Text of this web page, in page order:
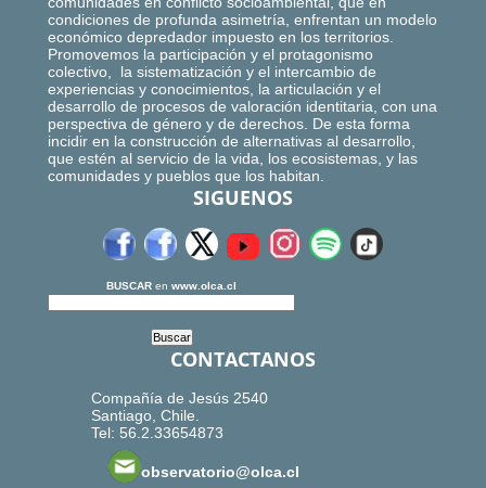
condiciones de profunda asimetría, enfrentan un modelo
económico depredador impuesto en los territorios.
Promovemos la participación y el protagonismo
colectivo, la sistematización y el intercambio de
experiencias y conocimientos, la articulación y el
desarrollo de procesos de valoración identitaria, con una
perspectiva de género y de derechos. De esta forma
incidir en la construcción de alternativas al desarrollo,
que estén al servicio de la vida, los ecosistemas, y las
comunidades y pueblos que los habitan.
SIGUENOS
BUSCAR en www.olca.cl
CONTACTANOS
Compañía de Jesús 2540
Santiago, Chile.
Tel: 56.2.33654873
observatorio@olca.cl